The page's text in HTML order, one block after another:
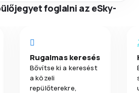
foglalni az eSky-
Rugalmas keresés
Bővítse ki a keresést
a közeli
repülőterekre,